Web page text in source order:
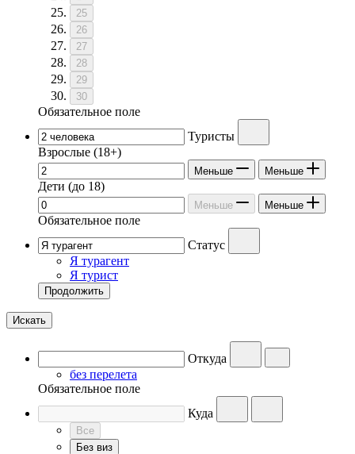
25
26
27
28
29
30
Обязательное поле
Туристы
Взрослые (18+)
Меньше Меньше
Дети (до 18)
Меньше Меньше
Обязательное поле
Статус
Я турагент
Я турист
Продолжить
Искать
Откуда
без перелета
Обязательное поле
Куда
Все
Без виз